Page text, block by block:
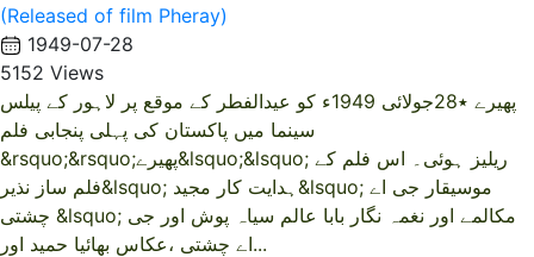
(Released of film Pheray)
1949-07-28
5152 Views
پھیرے ٭28جولائی 1949ء کو عیدالفطر کے موقع پر لاہور کے پیلس
سینما میں پاکستان کی پہلی پنجابی فلم
&rsquo;&rsquo;پھیرے&lsquo;&lsquo; ریلیز ہوئی۔ اس فلم کے
فلم ساز نذیر&lsquo; ہدایت کار مجید&lsquo; موسیقار جی اے
چشتی &lsquo; مکالمے اور نغمہ نگار بابا عالم سیاہ پوش اور جی
اے چشتی ،عکاس بھائیا حمید اور...